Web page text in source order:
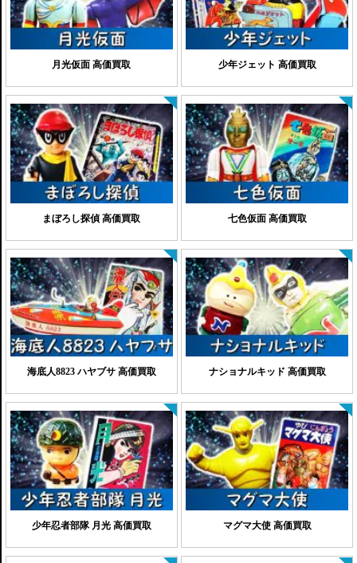
月光仮面 高価買取 少年ジェット 高価買取
まぼろし探偵 高価買取 七色仮面 高価買取
海底人8823 ハヤブサ 高価買取 ナショナルキッド 高価買取
少年忍者部隊 月光 高価買取 マグマ大使 高価買取